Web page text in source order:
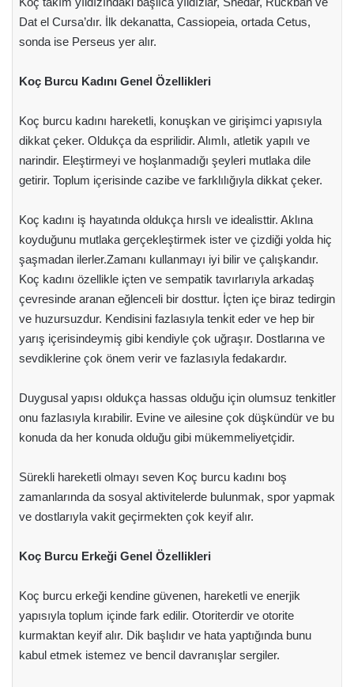
Dat el Cursa’dır. İlk dekanatta, Cassiopeia, ortada Cetus,
sonda ise Perseus yer alır.
Koç Burcu Kadını Genel Özellikleri
Koç burcu kadını hareketli, konuşkan ve girişimci yapısıyla
dikkat çeker. Oldukça da esprilidir. Alımlı, atletik yapılı ve
narindir. Eleştirmeyi ve hoşlanmadığı şeyleri mutlaka dile
getirir. Toplum içerisinde cazibe ve farklılığıyla dikkat çeker.
Koç kadını iş hayatında oldukça hırslı ve idealisttir. Aklına
koyduğunu mutlaka gerçekleştirmek ister ve çizdiği yolda hiç
şaşmadan ilerler.Zamanı kullanmayı iyi bilir ve çalışkandır.
Koç kadını özellikle içten ve sempatik tavırlarıyla arkadaş
çevresinde aranan eğlenceli bir dosttur. İçten içe biraz tedirgin
ve huzursuzdur. Kendisini fazlasıyla tenkit eder ve hep bir
yarış içerisindeymiş gibi kendiyle çok uğraşır. Dostlarına ve
sevdiklerine çok önem verir ve fazlasıyla fedakardır.
Duygusal yapısı oldukça hassas olduğu için olumsuz tenkitler
onu fazlasıyla kırabilir. Evine ve ailesine çok düşkündür ve bu
konuda da her konuda olduğu gibi mükemmeliyetçidir.
Sürekli hareketli olmayı seven Koç burcu kadını boş
zamanlarında da sosyal aktivitelerde bulunmak, spor yapmak
ve dostlarıyla vakit geçirmekten çok keyif alır.
Koç Burcu Erkeği Genel Özellikleri
Koç burcu erkeği kendine güvenen, hareketli ve enerjik
yapısıyla toplum içinde fark edilir. Otoriterdir ve otorite
kurmaktan keyif alır. Dik başlıdır ve hata yaptığında bunu
kabul etmek istemez ve bencil davranışlar sergiler.